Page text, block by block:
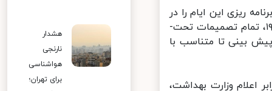
ریزی این ایام را در
داشته اما بخاطر غیرقابل پیش­ بینی بودن روند بیماری کووید ۱۹، تمام تصمیمات تحت­
بینی تا متناسب با
اعلام وزارت بهداشت،
هشدار
نارنجی
هواشناسی
برای تهران؛